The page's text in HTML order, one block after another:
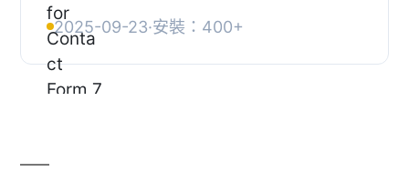
Blocker」）是一個易於使用的外掛，
可以阻擋所有手動填寫表單的垃圾郵件
發送者。, 當您找到垃...
2025-09-23·安裝：400+